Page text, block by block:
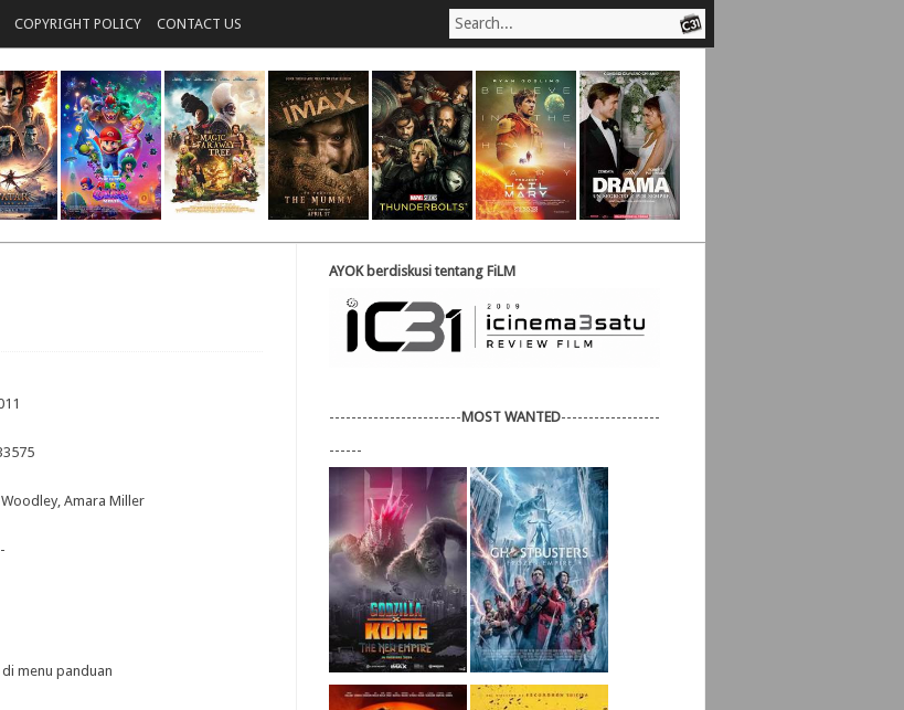
COPYRIGHT POLICY CONTACT US
Amara Miller
menu panduan
AYOK berdiskusi tentang FiLM
------------------------MOST WANTED------------------
------